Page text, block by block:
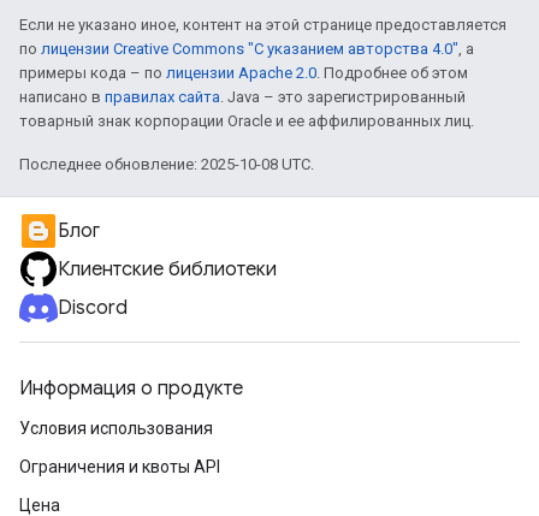
Если не указано иное, контент на этой странице предоставляется
по лицензии Creative Commons "С указанием авторства 4.0", а
примеры кода – по лицензии Apache 2.0. Подробнее об этом
написано в правилах сайта. Java – это зарегистрированный
товарный знак корпорации Oracle и ее аффилированных лиц.
Последнее обновление: 2025-10-08 UTC.
Блог
Клиентские библиотеки
Discord
Информация о продукте
Условия использования
Ограничения и квоты API
Цена